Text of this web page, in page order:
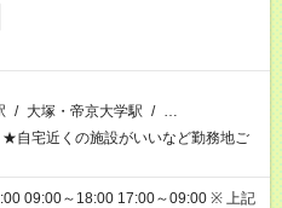
/ 大塚・帝京大学駅 / …
自宅近くの施設がいいなど勤務地ご
09:00～18:00 17:00～09:00 ※ 上記